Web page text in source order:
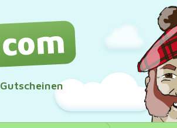
Gutscheinen